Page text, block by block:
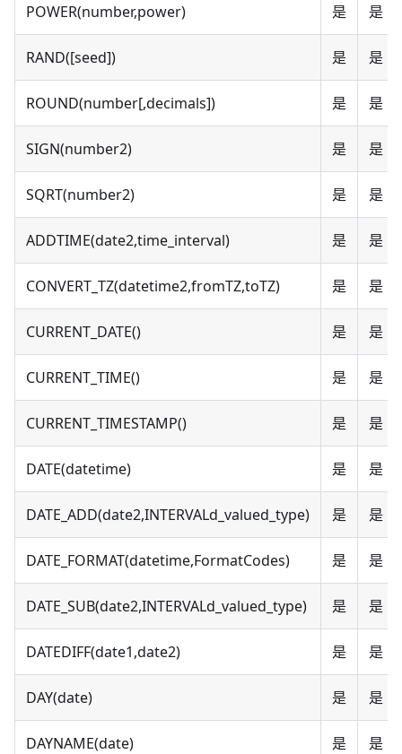
POWER(number,power) 是 是
RAND([seed]) 是 是
ROUND(number[,decimals]) 是 是
SIGN(number2) 是 是
SQRT(number2) 是 是
ADDTIME(date2,time_interval) 是 是
CONVERT_TZ(datetime2,fromTZ,toTZ) 是 是
CURRENT_DATE() 是 是
CURRENT_TIME() 是 是
CURRENT_TIMESTAMP() 是 是
DATE(datetime) 是 是
DATE_ADD(date2,INTERVALd_valued_type) 是 是
DATE_FORMAT(datetime,FormatCodes) 是 是
DATE_SUB(date2,INTERVALd_valued_type) 是 是
DATEDIFF(date1,date2) 是 是
DAY(date) 是 是
DAYNAME(date) 是 是